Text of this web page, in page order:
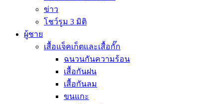
ข่าว
โชว์รูม 3 มิติ
ผู้ชาย
เสื้อแจ็คเก็ตและเสื้อกั๊ก
ฉนวนกันความร้อน
เสื้อกันฝน
เสื้อกันลม
ขนแกะ